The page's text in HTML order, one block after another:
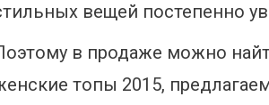
вещей постепенно
в продаже можно
топы 2015,